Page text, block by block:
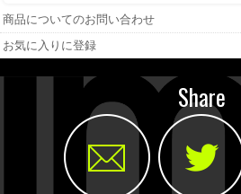
商品についてのお問い合わせ
お気に入りに登録
Share